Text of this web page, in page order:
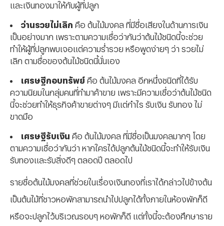
และเงินทองมาให้กับผู้ที่ปลูก
ว่านรวยไม่เลิก คือ ต้นไม้มงคล ที่มีชื่อเสียงในด้านการเงิน
เป็นอย่างมาก เพราะตามความเชื่อว่ากันว่าต้นไม้ชนิดนี้จะช่วย
ทำให้ผู้ที่ปลูกพบเจอแต่ความร่ำรวย หรือพูดง่ายๆ ว่า รวยไม่
เลิก ตามชื่อของต้นไม้ชนิดนี้นั่นเอง
เศรษฐีกอบทรัพย์ คือ ต้นไม้มงคล อีกหนึ่งชนิดที่ได้รับ
ความนิยมในกลุ่มคนที่ทำมาค้าขาย เพราะมีความเชื่อว่าต้นไม้ชนิด
นี้จะช่วยทำให้ธุรกิจค้าขายต่างๆ มีแต่กำไร รับเงิน รับทอง ไม่
ขาดมือ
เศรษฐีรับเงิน คือ ต้นไม้มงคล ที่มีชื่อเป็นมงคลมากๆ โดย
ตามความเชื่อว่ากันว่า หากใครได้ปลูกต้นไม้ชนิดนี้จะทำให้รับเงิน
รับทองและรับสิ่งดีๆ ตลอดปี ตลอดไป
รายชื่อต้นไม้มงคลที่ช่วยในเรื่องเงินทองที่เราได้กล่าวไปข้างต้น
เป็นต้นไม้ที่ชาวหอพักสามารถนำไปปลูกได้ทั้งภายในห้องพักก็ดี
หรือจะปลูกไว้บริเวณรอบๆ หอพักก็ดี แต่ทั้งนี้จะต้องศึกษาราย